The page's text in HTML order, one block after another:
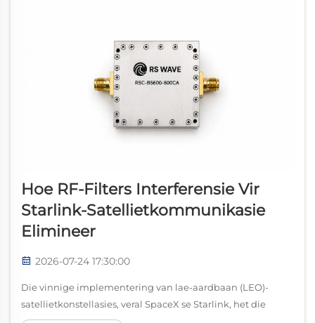
Hoe RF-Filters Interferensie Vir
Starlink-Satellietkommunikasie
Elimineer
2026-07-24 17:30:00
Die vinnige implementering van lae-aardbaan (LEO)-
satellietkonstellasies, veral SpaceX se Starlink, het die